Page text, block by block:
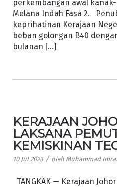
perkembangan awal
Melana Indah Fasa 2.
keprihatinan Kerajaan
beban golongan B40
bulanan […]
KERAJAAN
LAKSANA
KEMISKINAN
10 Jul 2023 / oleh Muhammad
TANGKAK — Kerajaan